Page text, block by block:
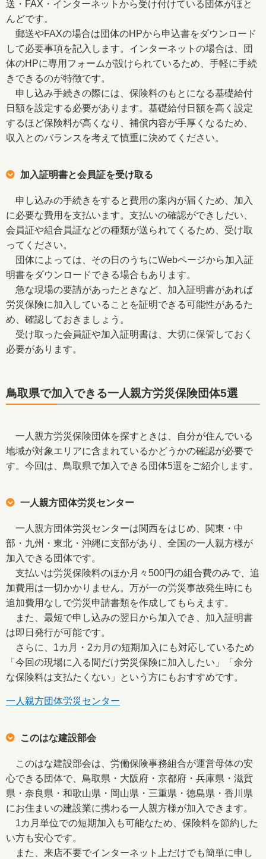
送・FAX・インターネットから受け付けている団体がほと
んどです。
郵送やFAXの場合は団体のHPから申込書をダウンロード
して必要事項を記入します。インターネットの場合は、団
体のHPに専用フォームが設けられているため、手軽に手続
きできるのが特徴です。
申し込み手続きの際には、保険料のもとになる基礎給付
日額を設定する必要があります。基礎給付日額を高く設定
するほど保険料が高くなり、補償内容が手厚くなるため、
収入とのバランスを考えて慎重に決めてください。
加入証明書と会員証を受け取る
申し込みの手続きをすると費用の案内が届くため、加入
に必要な費用を支払います。支払いの確認ができしだい、
会員証や組合員証などの種類が送られてくるため、受け取
ってください。
団体によっては、その日のうちにWebページから加入証
明書をダウンロードできる場合もあります。
急な現場の要請があったときなど、加入証明書があれば
労災保険に加入していることを証明できる可能性があるた
め、確認しておきましょう。
受け取った会員証や加入証明書は、大切に保管しておく
必要があります。
鳥取県で加入できる一人親方労災保険団体5選
一人親方労災保険団体を探すときは、自分が住んでいる
地域が対象エリアに含まれているかどうかの確認が必要で
す。今回は、鳥取県で加入できる団体5選をご紹介します。
一人親方団体労災センター
一人親方団体労災センターは関西をはじめ、関東・中
部・九州・東北・沖縄に支部があり、全国の一人親方様が
加入できる団体です。
支払いは労災保険料のほか月々500円の組合費のみで、追
加費用は一切かかりません。万が一の労災事故発生時にも
追加費用なしで労災申請書類を作成してもらえます。
また、最短で申し込みの翌日から加入でき、加入証明書
は即日発行が可能です。
さらに、1カ月・2カ月の短期加入にも対応しているため
「今回の現場に入る間だけ労災保険に加入したい」「余分
な保険料は支払たくない」という方にもおすすめです。
一人親方団体労災センター
このはな建設部会
このはな建設部会は、労働保険事務組合が運営母体の安
心できる団体で、鳥取県・大阪府・京都府・兵庫県・滋賀
県・奈良県・和歌山県・岡山県・三重県・徳島県・香川県
にお住まいの建設業に携わる一人親方様が加入できます。
1カ月単位での短期加入も可能なため、保険料を節約した
い方も安心です。
また、来店不要でインターネット上だけでも簡単に申し